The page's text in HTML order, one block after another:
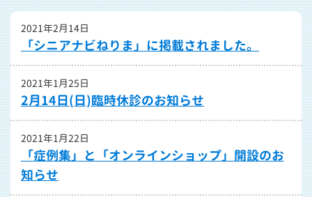
2021年2月14日
「シニアナビねりま」に掲載されました。
2021年1月25日
2月14日(日)臨時休診のお知らせ
2021年1月22日
「症例集」と「オンラインショップ」開設のお
知らせ